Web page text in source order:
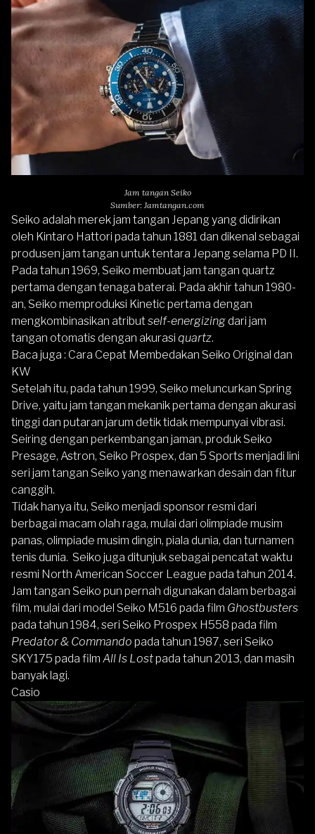
Jam tangan Seiko
Sumber: Jamtangan.com
Seiko adalah merek jam tangan Jepang yang didirikan
oleh Kintaro Hattori pada tahun 1881 dan dikenal sebagai
produsen jam tangan untuk tentara Jepang selama PD II.
Pada tahun 1969, Seiko membuat jam tangan quartz
pertama dengan tenaga baterai. Pada akhir tahun 1980-
an, Seiko memproduksi Kinetic pertama dengan
mengkombinasikan atributself-energizingdari jam
tangan otomatis dengan akurasi quartz.
Baca juga : Cara Cepat Membedakan Seiko Original dan
KW
Setelah itu, pada tahun 1999, Seiko meluncurkan Spring
Drive, yaitu jam tangan mekanik pertama dengan akurasi
tinggi dan putaran jarum detik tidak mempunyai vibrasi.
Seiring dengan perkembangan jaman, produk Seiko
Presage, Astron, Seiko Prospex, dan 5 Sports menjadi lini
seri jam tangan Seiko yang menawarkan desain dan fitur
canggih.
Tidak hanya itu, Seiko menjadi sponsor resmi dari
berbagai macam olah raga, mulai dari olimpiade musim
panas, olimpiade musim dingin, piala dunia, dan turnamen
tenis dunia. Seiko juga ditunjuk sebagai pencatat waktu
resmi North American Soccer League pada tahun 2014.
Jam tangan Seiko pun pernah digunakan dalam berbagai
film, mulai dari model Seiko M516 pada film Ghostbusters
pada tahun 1984, seri Seiko Prospex H558 pada film
Predator & Commando pada tahun 1987, seri Seiko
SKY175 pada film All Is Lostpada tahun 2013, dan masih
banyak lagi.
Casio